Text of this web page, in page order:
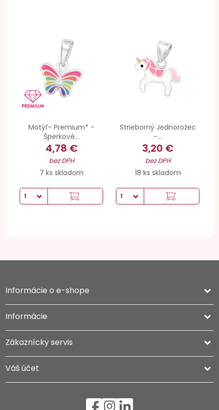
Motýľ- Premium* -
Šperkové...
4,78 €
bez DPH
7 ks skladom
Strieborný Jednorožec
-...
3,20 €
bez DPH
18 ks skladom
Informácie o e-shope keyboard_arrow_down
Informácie 
Zákaznícky servis 
Váš účet 